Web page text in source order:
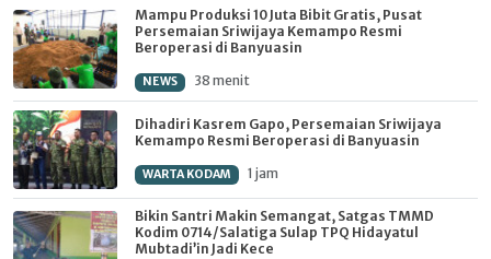
Mampu Produksi 10 Juta Bibit Gratis, Pusat
Persemaian Sriwijaya Kemampo Resmi
Beroperasi di Banyuasin
NEWS 38 menit
Dihadiri Kasrem Gapo, Persemaian Sriwijaya
Kemampo Resmi Beroperasi di Banyuasin
WARTA KODAM 1 jam
Bikin Santri Makin Semangat, Satgas TMMD
Kodim 0714/Salatiga Sulap TPQ Hidayatul
Mubtadi’in Jadi Kece